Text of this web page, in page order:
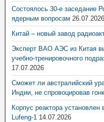
Состоялось 30-е заседание
ядерным вопросам 26.07.2026
Китай – новый завод
Эксперт ВАО АЭС из Китая
учебно-тренировочного
17.07.2026
Сможет ли австралийский
Индии, не спровоцировав
Корпус реактора
Lufeng-1 14.07.2026